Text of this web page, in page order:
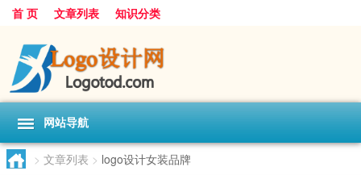
首 页 文章列表 知识分类
网站导航
> 文章列表 > logo设计女装品牌